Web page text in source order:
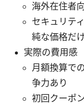
海外在住者
セキュリテ
純な価格だ
実際の費用感
月額換算で
争力あり
初回クーポ